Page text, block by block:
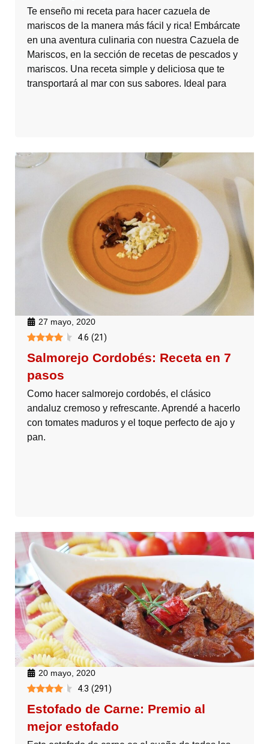
Te enseño mi receta para hacer cazuela de
mariscos de la manera más fácil y rica! Embárcate
en una aventura culinaria con nuestra Cazuela de
Mariscos, en la sección de recetas de pescados y
mariscos. Una receta simple y deliciosa que te
transportará al mar con sus sabores. Ideal para
27 mayo, 2020
4.6 (21)
Salmorejo Cordobés: Receta en 7
pasos
Como hacer salmorejo cordobés, el clásico
andaluz cremoso y refrescante. Aprendé a hacerlo
con tomates maduros y el toque perfecto de ajo y
pan.
20 mayo, 2020
4.3 (291)
Estofado de Carne: Premio al
mejor estofado